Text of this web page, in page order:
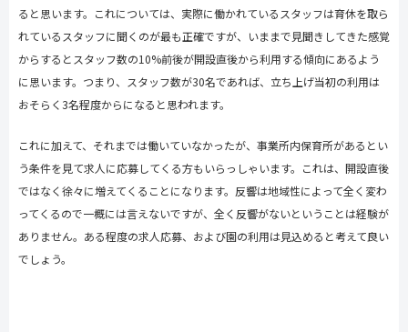
ると思います。これについては、実際に働かれているスタッフは育休を取ら
れているスタッフに聞くのが最も正確ですが、いままで見聞きしてきた感覚
からするとスタッフ数の10%前後が開設直後から利用する傾向にあるよう
に思います。つまり、スタッフ数が30名であれば、立ち上げ当初の利用は
おそらく3名程度からになると思われます。
これに加えて、それまでは働いていなかったが、事業所内保育所があるとい
う条件を見て求人に応募してくる方もいらっしゃいます。これは、開設直後
ではなく徐々に増えてくることになります。反響は地域性によって全く変わ
ってくるので一概には言えないですが、全く反響がないということは経験が
ありません。ある程度の求人応募、および園の利用は見込めると考えて良い
でしょう。